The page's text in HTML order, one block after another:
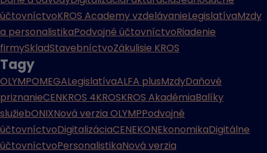
účtovníctvoKROS Academy vzdelávanieLegislatívaMzdy
a personalistikaPodvojné účtovníctvoRiadenie
firmySkladStavebníctvoZákulisie KROS
Tagy
OLYMPOMEGALegislatívaALFA plusMzdyDaňové
priznanieCENKROS 4KROSKROS AkadémiaBalíky
služiebONIXNová verzia OLYMPPodvojné
účtovníctvoDigitalizáciaCENEKONEkonomikaDigitálne
účtovníctvoPersonalistikaNová verzia